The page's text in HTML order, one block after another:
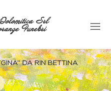
Srl
Funebri
DA RIN BETTINA